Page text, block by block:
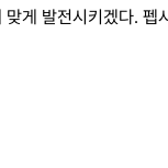
게 발전시키겠다.